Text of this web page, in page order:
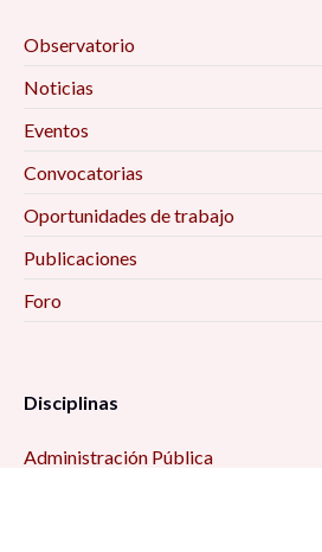
Observatorio
Noticias
Eventos
Convocatorias
Oportunidades de trabajo
Publicaciones
Foro
Disciplinas
Administración Pública